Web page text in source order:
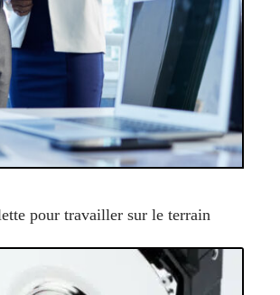
pour travailler sur le terrain